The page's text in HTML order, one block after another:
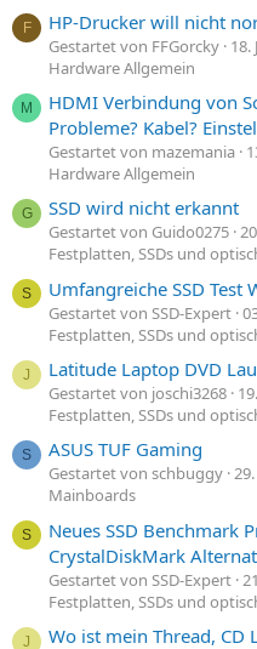
F HP-Drucker will nicht
Gestartet von FFGorcky 18.
Hardware Allgemein
M
HDMI Verbindung von
Probleme? Kabel?
Gestartet von mazemania
Hardware Allgemein
G SSD wird nicht erkannt
Gestartet von Guido0275
Festplatten, SSDs und
S Umfangreiche SSD Test
Gestartet von SSD-Expert
Festplatten, SSDs und
J Latitude Laptop DVD
Gestartet von joschi3268
Festplatten, SSDs und
S ASUS TUF Gaming
Gestartet von schbuggy
Mainboards
S
Neues SSD Benchmark
CrystalDiskMark
Gestartet von SSD-Expert
Festplatten, SSDs und
J Wo ist mein Thread,